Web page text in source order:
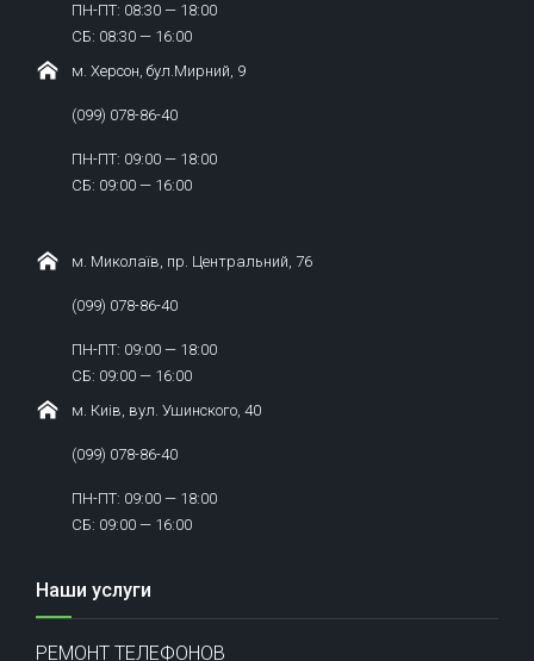
ПН-ПТ: 08:30 — 18:00
СБ: 08:30 — 16:00
м. Херсон, бул.Мирний, 9
(099) 078-86-40
ПН-ПТ: 09:00 — 18:00
СБ: 09:00 — 16:00
м. Миколаїв, пр. Центральний, 76
(099) 078-86-40
ПН-ПТ: 09:00 — 18:00
СБ: 09:00 — 16:00
м. Киів, вул. Ушинского, 40
(099) 078-86-40
ПН-ПТ: 09:00 — 18:00
СБ: 09:00 — 16:00
Наши услуги
РЕМОНТ ТЕЛЕФОНОВ